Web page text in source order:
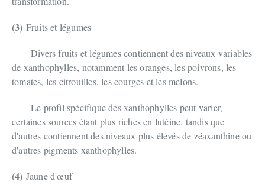
(3) Fruits et légumes
Divers fruits et légumes contiennent des niveaux variables
de xanthophylles, notamment les oranges, les poivrons, les
tomates, les citrouilles, les courges et les melons.
Le profil spécifique des xanthophylles peut varier,
certaines sources étant plus riches en lutéine, tandis que
d'autres contiennent des niveaux plus élevés de zéaxanthine ou
d'autres pigments xanthophylles.
(4) Jaune d'œuf